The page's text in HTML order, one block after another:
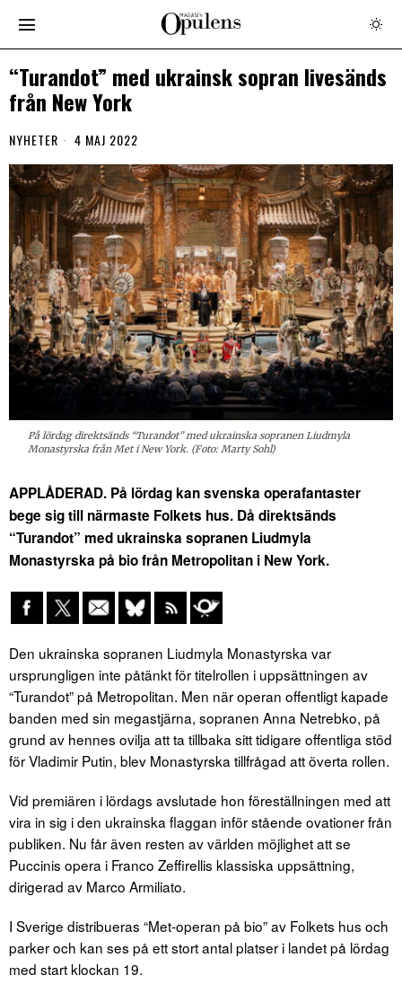
“Turandot” med ukrainsk sopran livesänds
från New York
NYHETER 4 MAJ 2022
På lördag direktsänds “Turandot” med ukrainska sopranen Liudmyla
Monastyrska från Met i New York. (Foto: Marty Sohl)
APPLÅDERAD. På lördag kan svenska operafantaster
bege sig till närmaste Folkets hus. Då direktsänds
“Turandot” med ukrainska sopranen Liudmyla
Monastyrska på bio från Metropolitan i New York.
Den ukrainska sopranen Liudmyla Monastyrska var
ursprungligen inte påtänkt för titelrollen i uppsättningen av
“Turandot” på Metropolitan. Men när operan offentligt kapade
banden med sin megastjärna, sopranen Anna Netrebko, på
grund av hennes ovilja att ta tillbaka sitt tidigare offentliga stöd
för Vladimir Putin, blev Monastyrska tillfrågad att överta rollen.
Vid premiären i lördags avslutade hon föreställningen med att
vira in sig i den ukrainska flaggan inför stående ovationer från
publiken. Nu får även resten av världen möjlighet att se
Puccinis opera i Franco Zeffirellis klassiska uppsättning,
dirigerad av Marco Armiliato.
I Sverige distribueras “Met-operan på bio” av Folkets hus och
parker och kan ses på ett stort antal platser i landet på lördag
med start klockan 19.